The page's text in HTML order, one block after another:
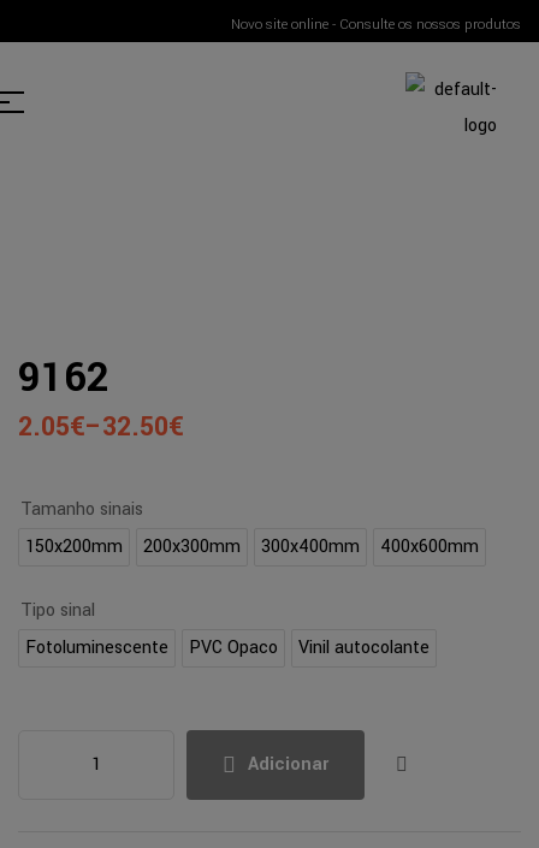
Novo site online - Consulte os nossos produtos
9162
2.05€–32.50€
Tamanho sinais
150x200mm
200x300mm 300x400mm 400x600mm
Tipo sinal
Fotoluminescente
PVC Opaco Vinil autocolante
Adicionar